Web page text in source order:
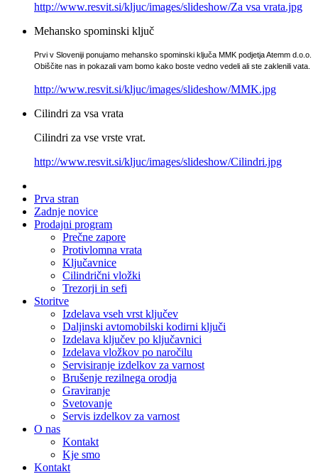
http://www.resvit.si/kljuc/images/slideshow/Za vsa vrata.jpg
Mehansko spominski ključ
Prvi v Sloveniji ponujamo mehansko spominski ključa MMK podjetja Atemm d.o.o.
Obiščite nas in pokazali vam bomo kako boste vedno vedeli ali ste zaklenili vata.
http://www.resvit.si/kljuc/images/slideshow/MMK.jpg
Cilindri za vsa vrata
Cilindri za vse vrste vrat.
http://www.resvit.si/kljuc/images/slideshow/Cilindri.jpg
Prva stran
Zadnje novice
Prodajni program
Prečne zapore
Protivlomna vrata
Ključavnice
Cilindrični vložki
Trezorji in sefi
Storitve
Izdelava vseh vrst ključev
Daljinski avtomobilski kodirni ključi
Izdelava ključev po ključavnici
Izdelava vložkov po naročilu
Servisiranje izdelkov za varnost
Brušenje rezilnega orodja
Graviranje
Svetovanje
Servis izdelkov za varnost
O nas
Kontakt
Kje smo
Kontakt